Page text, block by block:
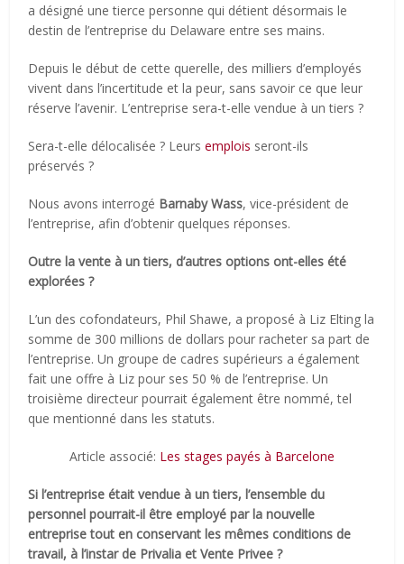
a désigné une tierce personne qui détient désormais le
destin de l’entreprise du Delaware entre ses mains.
Depuis le début de cette querelle, des milliers d’employés
vivent dans l’incertitude et la peur, sans savoir ce que leur
réserve l’avenir. L’entreprise sera-t-elle vendue à un tiers ?
Sera-t-elle délocalisée ? Leursemplois seront-ils
préservés ?
Nous avons interrogé Barnaby Wass, vice-président de
l’entreprise, afin d’obtenir quelques réponses.
Outre la vente à un tiers, d’autres options ont-elles été
explorées ?
L’un des cofondateurs, Phil Shawe, a proposé à Liz Elting la
somme de 300 millions de dollars pour racheter sa part de
l’entreprise. Un groupe de cadres supérieurs a également
fait une offre à Liz pour ses 50 % de l’entreprise. Un
troisième directeur pourrait également être nommé, tel
que mentionné dans les statuts.
Article associé: Les stages payés à Barcelone
Si l’entreprise était vendue à un tiers, l’ensemble du
personnel pourrait-il être employé par la nouvelle
entreprise tout en conservant les mêmes conditions de
travail, à l’instar de Privalia et Vente Privee ?